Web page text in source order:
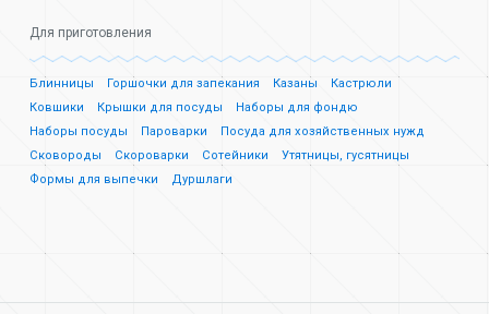
Для приготовления
Блинницы Горшочки для запекания Казаны
Кастрюли
Ковшики
Крышки для посуды
Наборы для фондю
Наборы посуды
Пароварки
Посуда для хозяйственных нужд
Сковороды
Скороварки Сотейники
Утятницы, гусятницы
Формы для выпечки
Дуршлаги